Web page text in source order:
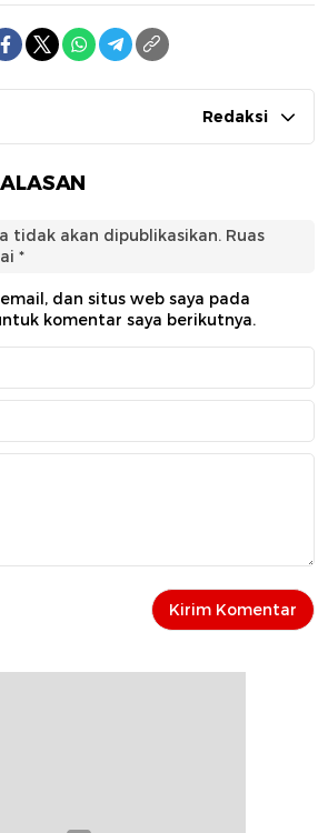
Redaksi
tidak akan dipublikasikan. Ruas
*
dan situs web saya pada
komentar saya berikutnya.